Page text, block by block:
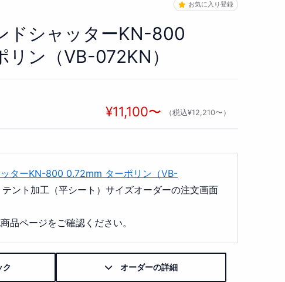
お気に入り登録
ドシャッターKN-800
ン（VB-072KN）
¥11,100〜 税込¥12,210〜
ターKN-800 0.72mm ターポリン（VB-
テント加工（平シート）サイズオーダーの注文画面
品ページをご確認ください。
オーダーの詳細